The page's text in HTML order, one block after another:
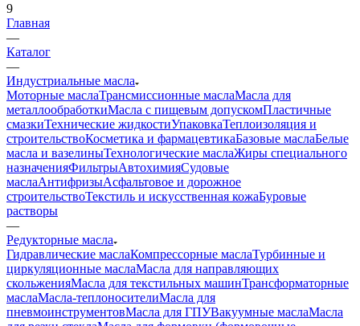
9
Главная
—
Каталог
—
Индустриальные масла
Моторные маслаТрансмиссионные маслаМасла для
металлообработкиМасла с пищевым допускомПластичные
смазкиТехнические жидкостиУпаковкаТеплоизоляция и
строительствоКосметика и фармацевтикаБазовые маслаБелые
масла и вазелиныТехнологические маслаЖиры специального
назначенияФильтрыАвтохимияСудовые
маслаАнтифризыАсфальтовое и дорожное
строительствоТекстиль и искусственная кожаБуровые
растворы
—
Редукторные масла
Гидравлические маслаКомпрессорные маслаТурбинные и
циркуляционные маслаМасла для направляющих
скольженияМасла для текстильных машинТрансформаторные
маслаМасла-теплоносителиМасла для
пневмоинструментовМасла для ГПУВакуумные маслаМасла